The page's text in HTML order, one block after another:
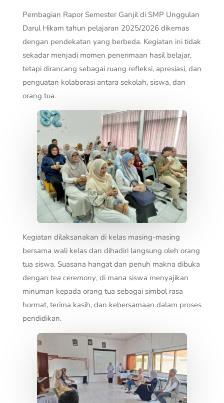
Pembagian Rapor Semester Ganjil di SMP Unggulan
Darul Hikam tahun pelajaran 2025/2026 dikemas
dengan pendekatan yang berbeda. Kegiatan ini tidak
sekadar menjadi momen penerimaan hasil belajar,
tetapi dirancang sebagai ruang refleksi, apresiasi, dan
penguatan kolaborasi antara sekolah, siswa, dan
orang tua.
Kegiatan dilaksanakan di kelas masing-masing
bersama wali kelas dan dihadiri langsung oleh orang
tua siswa. Suasana hangat dan penuh makna dibuka
dengan tea ceremony, di mana siswa menyajikan
minuman kepada orang tua sebagai simbol rasa
hormat, terima kasih, dan kebersamaan dalam proses
pendidikan.